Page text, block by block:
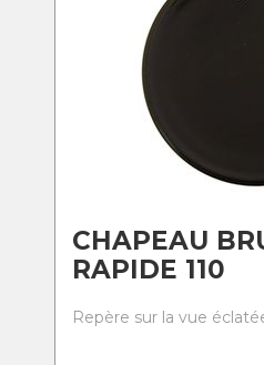
CHAPEAU
RAPIDE 110
Repère sur la vue